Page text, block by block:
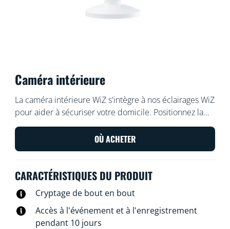
Caméra intérieure
La caméra intérieure WiZ s'intègre à nos éclairages WiZ
pour aider à sécuriser votre domicile. Positionnez la
caméra où vous le souhaitez. Elle se déclenche ensuite
grâce à la détection de mouvement, à la détection de
son ou à l'application WiZ. Utilisez la vision nocturne
dissuader les intrus ou proposer de l'aide, et
déclenchez une alarme lumineuse, activez l'audio
bidirectionnel ou activez la caméra WiZ pour voir ce
qui se passe en temps réel, où que vous soyez. Avec
OÙ ACHETER
CARACTÉRISTIQUES DU PRODUIT
Cryptage de bout en bout
Accès à l'événement et à l'enregistrement
pendant 10 jours